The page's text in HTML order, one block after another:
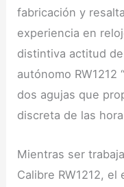
fabricación y
experiencia en
distintiva actitud de
autónomo RW1212
dos agujas que
discreta de las
Mientras ser
Calibre RW1212, el